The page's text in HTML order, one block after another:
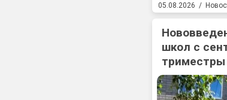
05.08.2026 /
школ с
триместры